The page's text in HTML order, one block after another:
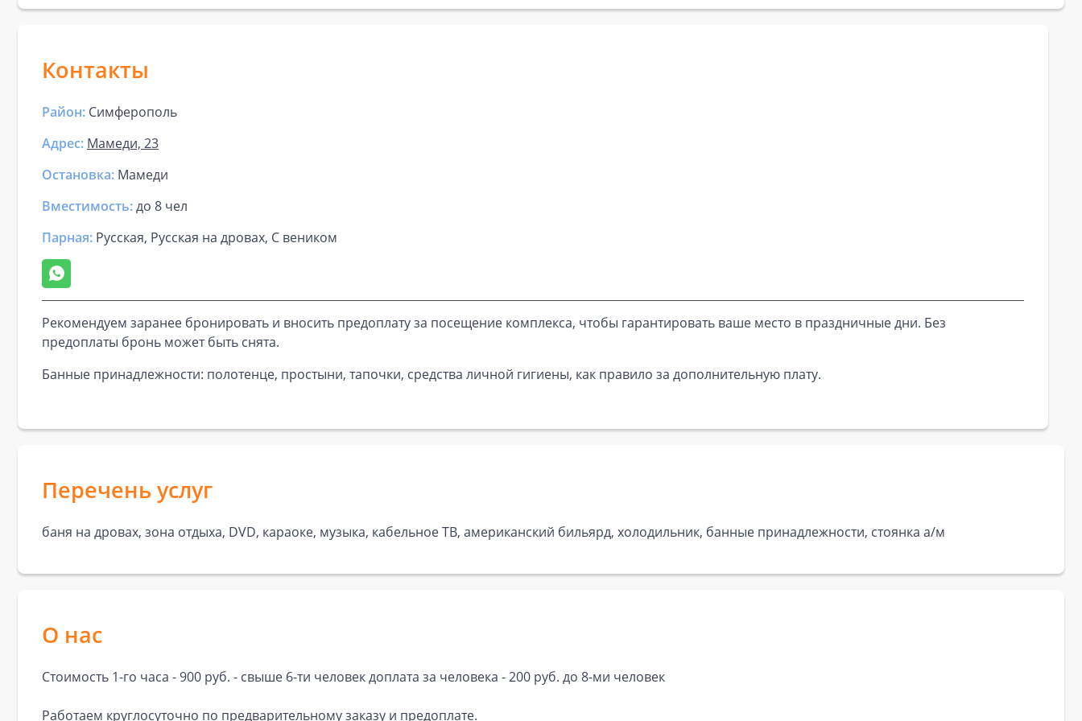
Контакты
Район: Симферополь
Адрес: Мамеди, 23
Остановка: Мамеди
Вместимость:до 8 чел
Парная: Русская, Русская на дровах, С веником
Рекомендуем заранее бронировать и вносить предоплату за посещение комплекса, чтобы гарантировать ваше место в праздничные дни. Без
предоплаты бронь может быть снята.
Банные принадлежности: полотенце, простыни, тапочки, средства личной гигиены, как правило за дополнительную плату.
Перечень услуг
баня на дровах, зона отдыха, DVD, караоке, музыка, кабельное ТВ, американский бильярд, холодильник, банные принадлежности, стоянка а/м
О нас
Стоимость 1-го часа - 900 руб. - свыше 6-ти человек доплата за человека - 200 руб. до 8-ми человек
Работаем круглосуточно по предварительному заказу и предоплате.